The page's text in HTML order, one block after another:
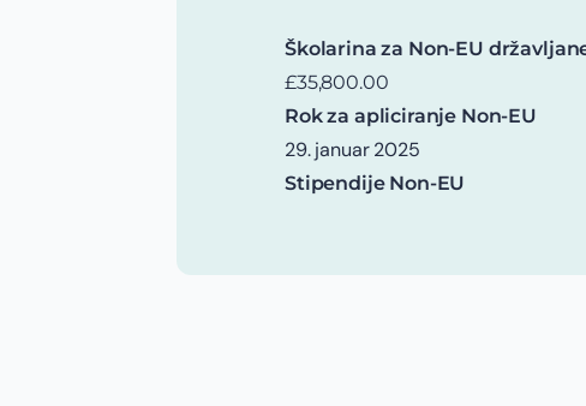
Školarina za Non-EU
£35,800.00
Rok za apliciranje Non-EU
29. januar 2025
Stipendije Non-EU